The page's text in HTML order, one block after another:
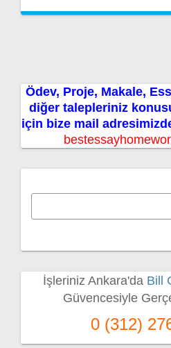
Ödev, Proje, Makale,
diğer talepleriniz
için bize mail
İşleriniz Ankara'da Bill
Güvencesiyle
0 (312)